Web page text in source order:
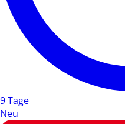
9 Tage
Neu